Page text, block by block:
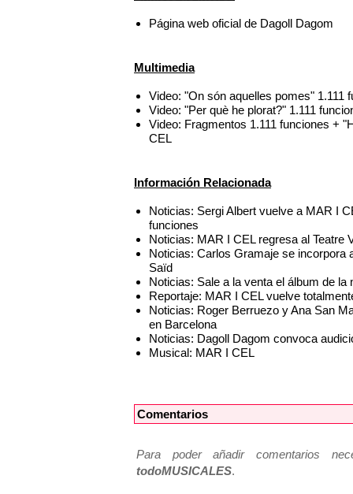
Página web oficial de Dagoll Dagom
Multimedia
Video: "On són aquelles pomes" 1.111
Video: "Per què he plorat?" 1.111
Video: Fragmentos 1.111 funciones +
CEL
Información Relacionada
Noticias: Sergi Albert vuelve a MAR I
funciones
Noticias: MAR I CEL regresa al Teatre
Noticias: Carlos Gramaje se
Saïd
Noticias: Sale a la venta el álbum de
Reportaje: MAR I CEL vuelve
Noticias: Roger Berruezo y Ana San
en Barcelona
Noticias: Dagoll Dagom convoca
Musical: MAR I CEL
Comentarios
Para poder añadir comentarios
todoMUSICALES.